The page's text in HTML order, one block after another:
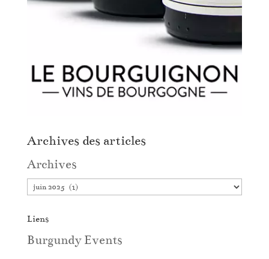
Archives des articles
Archives
Liens
Burgundy Events